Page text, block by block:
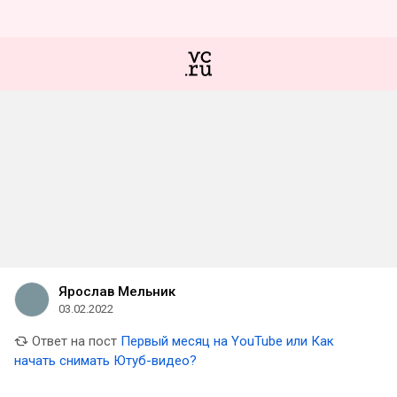
Ярослав Мельник
03.02.2022
Ответ на пост Первый месяц на YouTube или Как
начать снимать Ютуб-видео?